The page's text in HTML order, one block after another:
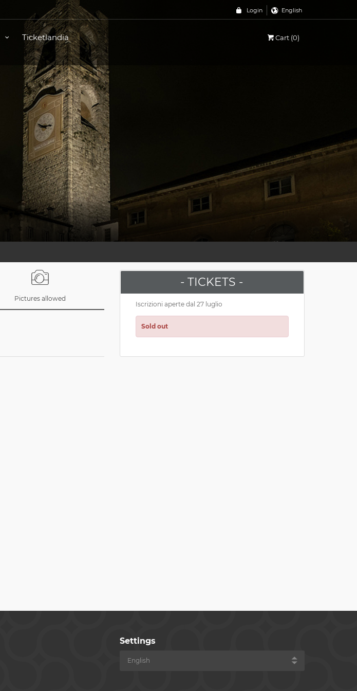
Login English
Ticketlandia Cart (0)
Pictures allowed
- TICKETS -
Iscrizioni aperte dal 27 luglio
Sold out
Settings